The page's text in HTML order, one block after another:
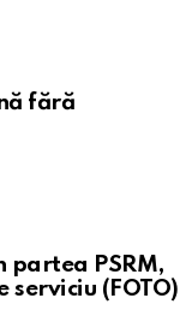
fără
partea PSRM,
(FOTO)